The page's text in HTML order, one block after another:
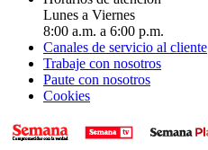
Lunes a Viernes
8:00 a.m. a 6:00 p.m.
Canales de servicio al cliente
Trabaje con nosotros
Paute con nosotros
Cookies